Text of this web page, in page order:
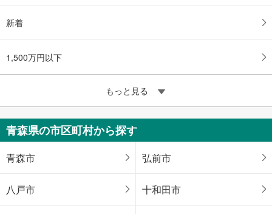
新着
1,500万円以下
もっと見る
青森県の市区町村から探す
青森市 弘前市
八戸市 十和田市